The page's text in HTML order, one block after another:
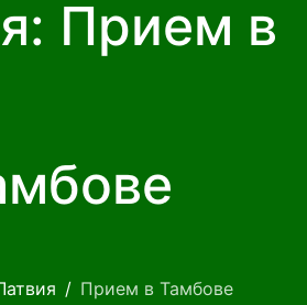
Прием в
Прием в Тамбове